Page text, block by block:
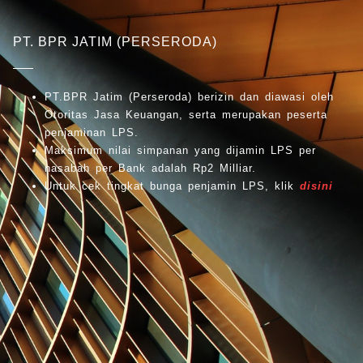
PT. BPR JATIM (PERSERODA)
PT.BPR Jatim (Perseroda) berizin dan diawasi oleh
Otoritas Jasa Keuangan, serta merupakan peserta
penjaminan LPS.
Maksimum nilai simpanan yang dijamin LPS per
nasabah per Bank adalah Rp2 Milliar.
Untuk cek tingkat bunga penjamin LPS, klik disini